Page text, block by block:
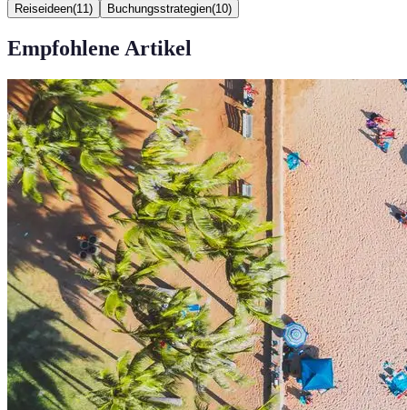
Reiseideen(11 ) Buchungsstrategien(10)
Empfohlene Artikel